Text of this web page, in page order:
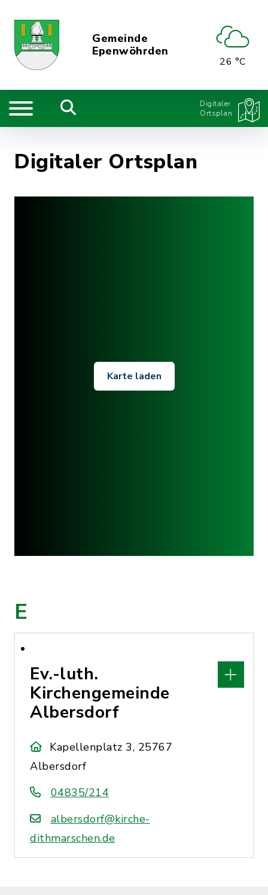
Gemeinde
Epenwöhrden
26 °C
Digitaler
Ortsplan
Digitaler Ortsplan
Karte laden
E
Ev.-luth.
Kirchengemeinde
Albersdorf
Kapellenplatz 3, 25767
Albersdorf
04835/214
albersdorf@kirche-
dithmarschen.de